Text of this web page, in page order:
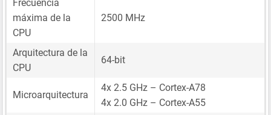
Frecuencia
máxima de la
CPU
2500 MHz
Arquitectura de la
CPU
64-bit
Microarquitectura
4x 2.5 GHz – Cortex-A78
4x 2.0 GHz – Cortex-A55